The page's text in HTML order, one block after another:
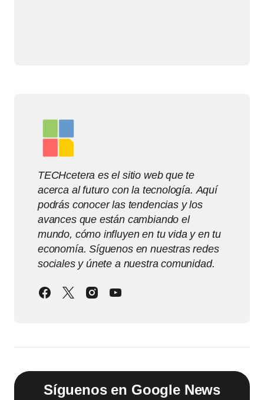
TECHcetera es el sitio web que te
acerca al futuro con la tecnología. Aquí
podrás conocer las tendencias y los
avances que están cambiando el
mundo, cómo influyen en tu vida y en tu
economía. Síguenos en nuestras redes
sociales y únete a nuestra comunidad.
Síguenos en Google News